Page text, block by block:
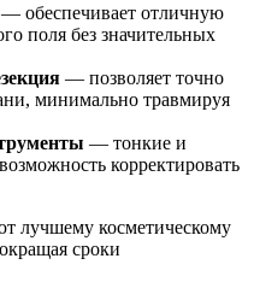
— обеспечивает отличную
поля без значительных
— позволяет точно
минимально травмируя
— тонкие и
корректировать
лучшему косметическому
сроки